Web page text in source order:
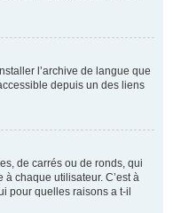
l’archive de langue que
depuis un des liens
de carrés ou de ronds, qui
chaque utilisateur. C’est à
pour quelles raisons a t-il